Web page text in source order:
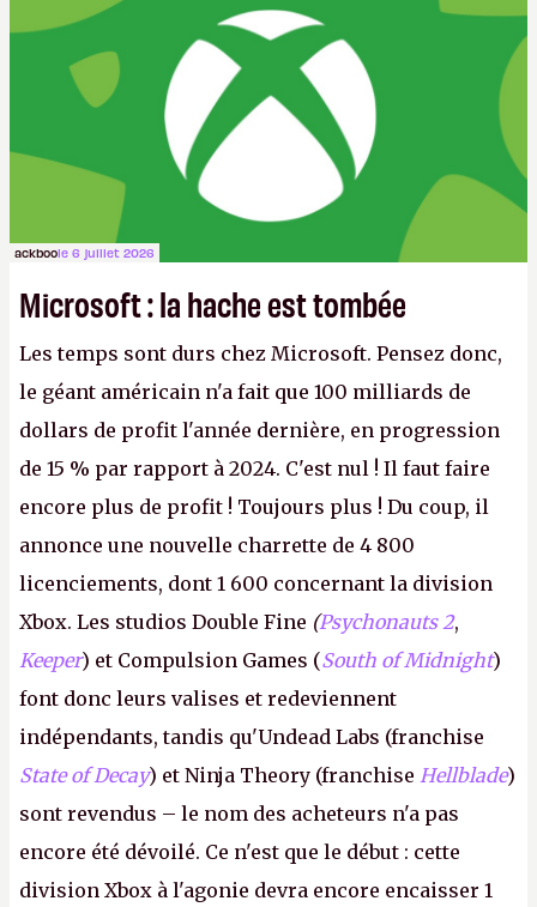
ackboole 6 juillet 2026
Microsoft : la hache est tombée
Les temps sont durs chez Microsoft. Pensez donc,
le géant américain n'a fait que 100 milliards de
dollars de profit l'année dernière, en progression
de 15 % par rapport à 2024. C'est nul ! Il faut faire
encore plus de profit ! Toujours plus ! Du coup, il
annonce une nouvelle charrette de 4 800
licenciements, dont 1 600 concernant la division
Xbox. Les studios Double Fine (Psychonauts 2,
Keeper) et Compulsion Games (South of Midnight)
font donc leurs valises et redeviennent
indépendants, tandis qu'Undead Labs (franchise
State of Decay) et Ninja Theory (franchise Hellblade)
sont revendus – le nom des acheteurs n'a pas
encore été dévoilé. Ce n'est que le début : cette
division Xbox à l'agonie devra encore encaisser 1